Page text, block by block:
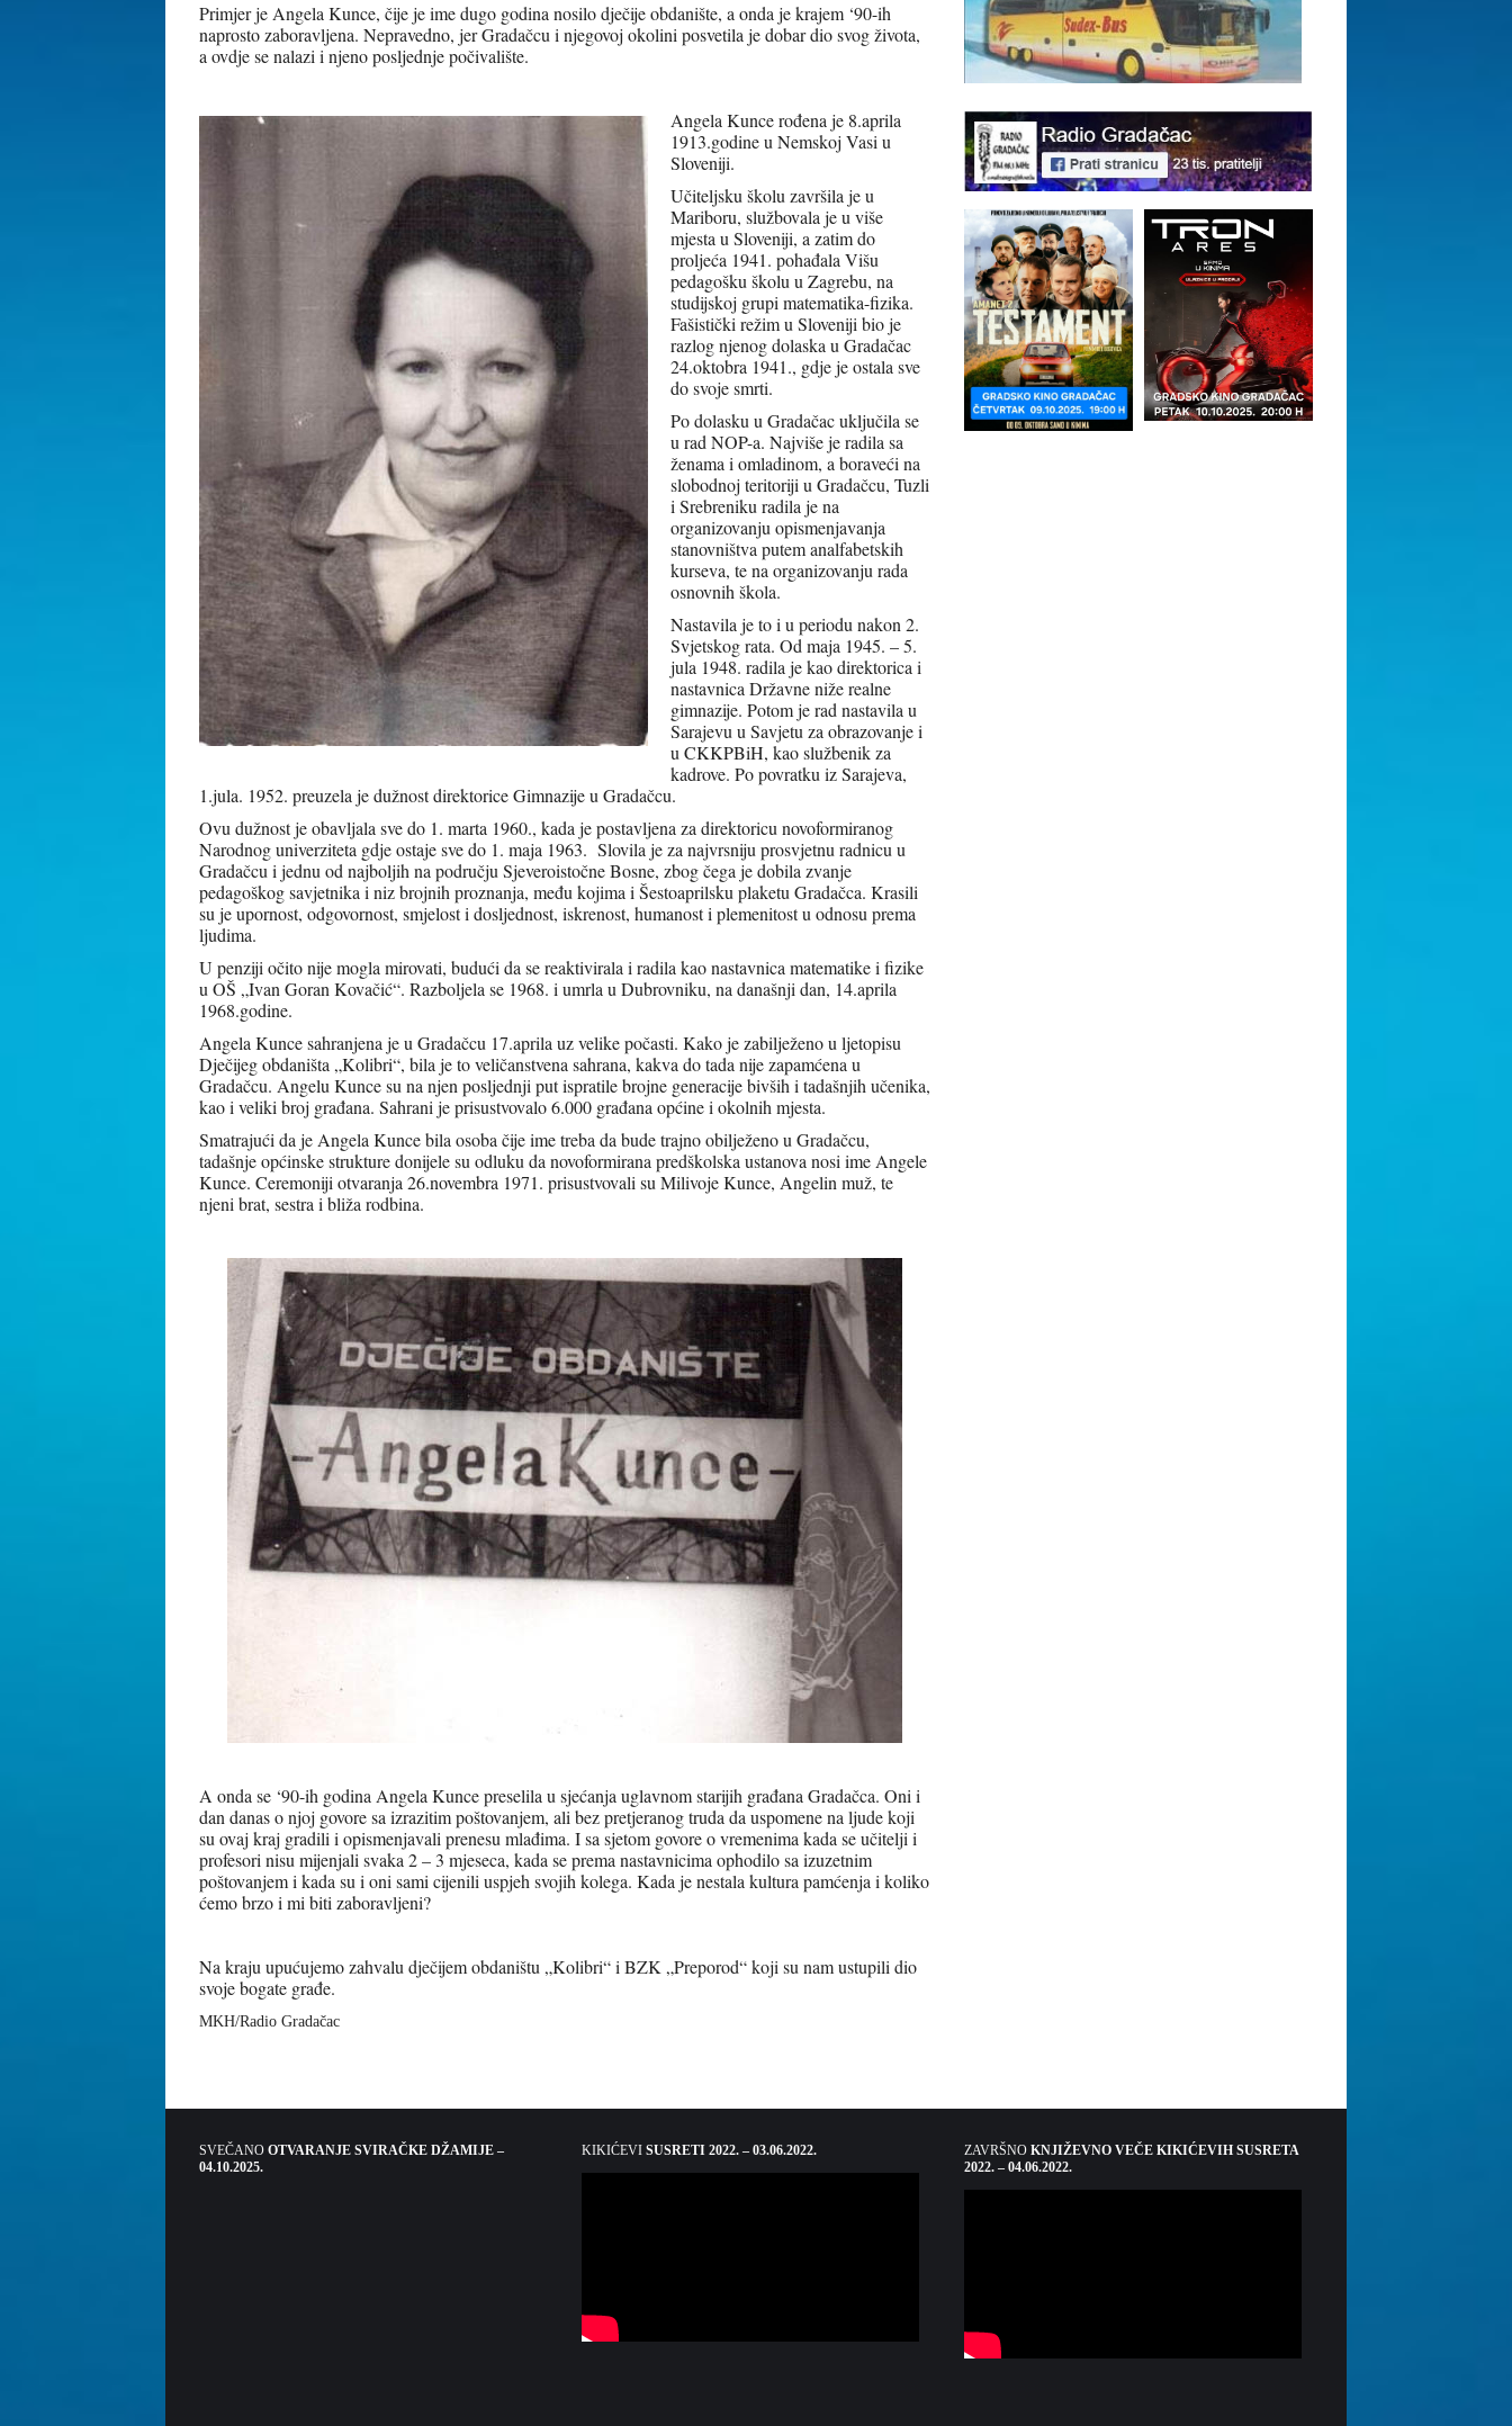
Primjer je Angela Kunce, čije je ime dugo godina nosilo dječije obdanište, a onda je krajem ‘90-ih
naprosto zaboravljena. Nepravedno, jer Gradačcu i njegovoj okolini posvetila je dobar dio svog života,
a ovdje se nalazi i njeno posljednje počivalište.
Angela Kunce rođena je 8.aprila
1913.godine u Nemskoj Vasi u
Sloveniji.
Učiteljsku školu završila je u
Mariboru, službovala je u više
mjesta u Sloveniji, a zatim do
proljeća 1941. pohađala Višu
pedagošku školu u Zagrebu, na
studijskoj grupi matematika-fizika.
Fašistički režim u Sloveniji bio je
razlog njenog dolaska u Gradačac
24.oktobra 1941., gdje je ostala sve
do svoje smrti.
Po dolasku u Gradačac uključila se
u rad NOP-a. Najviše je radila sa
ženama i omladinom, a boraveći na
slobodnoj teritoriji u Gradačcu, Tuzli
i Srebreniku radila je na
organizovanju opismenjavanja
stanovništva putem analfabetskih
kurseva, te na organizovanju rada
osnovnih škola.
Nastavila je to i u periodu nakon 2.
Svjetskog rata. Od maja 1945. – 5.
jula 1948. radila je kao direktorica i
nastavnica Državne niže realne
gimnazije. Potom je rad nastavila u
Sarajevu u Savjetu za obrazovanje i
u CKKPBiH, kao službenik za
kadrove. Po povratku iz Sarajeva,
1.jula. 1952. preuzela je dužnost direktorice Gimnazije u Gradačcu.
Ovu dužnost je obavljala sve do 1. marta 1960., kada je postavljena za direktoricu novoformiranog
Narodnog univerziteta gdje ostaje sve do 1. maja 1963. Slovila je za najvrsniju prosvjetnu radnicu u
Gradačcu i jednu od najboljih na području Sjeveroistočne Bosne, zbog čega je dobila zvanje
pedagoškog savjetnika i niz brojnih proznanja, među kojima i Šestoaprilsku plaketu Gradačca. Krasili
su je upornost, odgovornost, smjelost i dosljednost, iskrenost, humanost i plemenitost u odnosu prema
ljudima.
U penziji očito nije mogla mirovati, budući da se reaktivirala i radila kao nastavnica matematike i fizike
u OŠ „Ivan Goran Kovačić“. Razboljela se 1968. i umrla u Dubrovniku, na današnji dan, 14.aprila
1968.godine.
Angela Kunce sahranjena je u Gradačcu 17.aprila uz velike počasti. Kako je zabilježeno u ljetopisu
Dječijeg obdaništa „Kolibri“, bila je to veličanstvena sahrana, kakva do tada nije zapamćena u
Gradačcu. Angelu Kunce su na njen posljednji put ispratile brojne generacije bivših i tadašnjih učenika,
kao i veliki broj građana. Sahrani je prisustvovalo 6.000 građana općine i okolnih mjesta.
Smatrajući da je Angela Kunce bila osoba čije ime treba da bude trajno obilježeno u Gradačcu,
tadašnje općinske strukture donijele su odluku da novoformirana predškolska ustanova nosi ime Angele
Kunce. Ceremoniji otvaranja 26.novembra 1971. prisustvovali su Milivoje Kunce, Angelin muž, te
njeni brat, sestra i bliža rodbina.
A onda se ‘90-ih godina Angela Kunce preselila u sjećanja uglavnom starijih građana Gradačca. Oni i
dan danas o njoj govore sa izrazitim poštovanjem, ali bez pretjeranog truda da uspomene na ljude koji
su ovaj kraj gradili i opismenjavali prenesu mlađima. I sa sjetom govore o vremenima kada se učitelji i
profesori nisu mijenjali svaka 2 – 3 mjeseca, kada se prema nastavnicima ophodilo sa izuzetnim
poštovanjem i kada su i oni sami cijenili uspjeh svojih kolega. Kada je nestala kultura pamćenja i koliko
ćemo brzo i mi biti zaboravljeni?
Na kraju upućujemo zahvalu dječijem obdaništu „Kolibri“ i BZK „Preporod“ koji su nam ustupili dio
svoje bogate građe.
MKH/Radio Gradačac
SVEČANO OTVARANJE SVIRAČKE DŽAMIJE –
04.10.2025.
KIKIĆEVI SUSRETI 2022. – 03.06.2022. ZAVRŠNO KNJIŽEVNO VEČE KIKIĆEVIH SUSRETA
2022. – 04.06.2022.